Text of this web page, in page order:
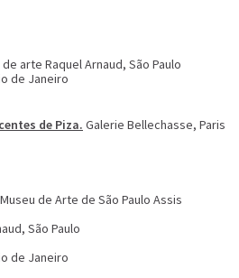
arte Raquel Arnaud, São Paulo
de Janeiro
de Piza. Galerie Bellechasse, Paris
de Arte de São Paulo Assis
São Paulo
de Janeiro